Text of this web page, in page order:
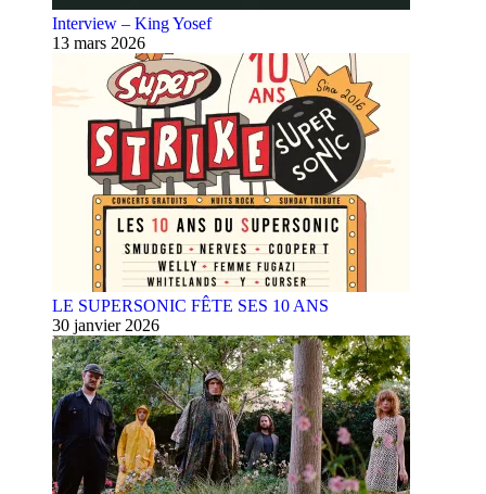
Interview – King Yosef
13 mars 2026
LE SUPERSONIC FÊTE SES 10 ANS
30 janvier 2026